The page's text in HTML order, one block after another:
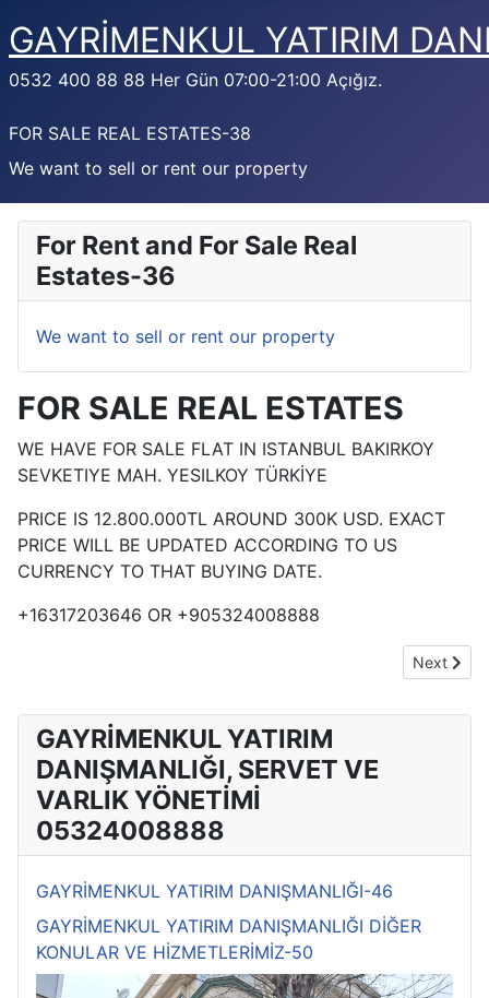
GAYRİMENKUL YATIRIM
0532 400 88 88 Her Gün 07:00-21:00 Açığız.
FOR SALE REAL ESTATES-38
We want to sell or rent our property
For Rent and For Sale Real
Estates-36
We want to sell or rent our property
FOR SALE REAL ESTATES
WE HAVE FOR SALE FLAT IN ISTANBUL BAKIRKOY
SEVKETIYE MAH. YESILKOY TÜRKİYE
PRICE IS 12.800.000TL AROUND 300K USD. EXACT
PRICE WILL BE UPDATED ACCORDING TO US
CURRENCY TO THAT BUYING DATE.
+16317203646 OR +905324008888
Next
Next
GAYRİMENKUL YATIRIM
DANIŞMANLIĞI, SERVET VE
VARLIK YÖNETİMİ
05324008888
GAYRİMENKUL YATIRIM DANIŞMANLIĞI-46
GAYRİMENKUL YATIRIM DANIŞMANLIĞI DİĞER
KONULAR VE HİZMETLERİMİZ-50